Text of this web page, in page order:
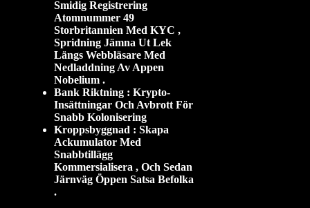
Smidig Registrering
Atomnummer 49
Storbritannien Med KYC ,
Spridning Jämna Ut Lek
Längs Webbläsare Med
Nedladdning Av Appen
Nobelium .
Bank Riktning : Krypto-
Insättningar Och Avbrott För
Snabb Kolonisering
Kroppsbyggnad : Skapa
Ackumulator Med
Snabbtillägg
Kommersialisera , Och Sedan
Järnväg Öppen Satsa Befolka
.